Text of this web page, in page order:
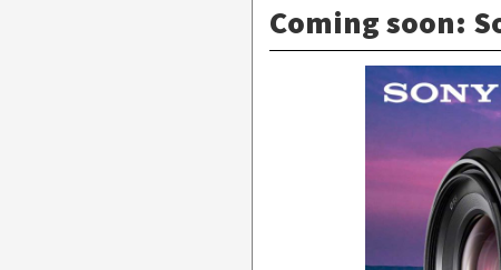
Coming soon: